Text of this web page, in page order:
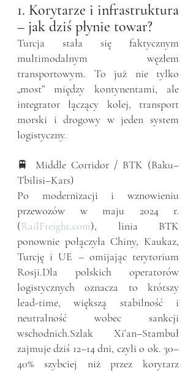
1. Korytarze i infrastruktura
– jak dziś płynie towar?
Turcja stała się faktycznym
multimodalnym węzłem
transportowym. To już nie tylko
„most” między kontynentami, ale
integrator łączący kolej, transport
morski i drogowy w jeden system
logistyczny.
🚆 Middle Corridor / BTK (Baku–
Tbilisi–Kars)
Po modernizacji i wznowieniu
przewozów w maju 2024 r.
(RailFreight.com), linia BTK
ponownie połączyła Chiny, Kaukaz,
Turcję i UE – omijając terytorium
Rosji.Dla polskich operatorów
logistycznych oznacza to krótszy
lead-time, większą stabilność i
neutralność wobec sankcji
wschodnich.Szlak Xi’an–Stambuł
zajmuje dziś 12–14 dni, czyli o ok. 30–
40% szybciej niż przez korytarz